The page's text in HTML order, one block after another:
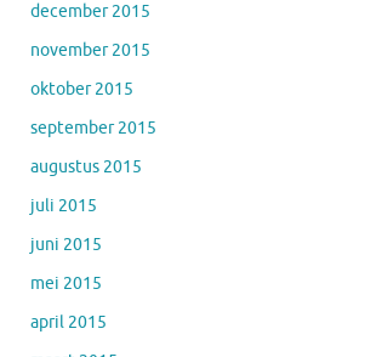
december 2015
november 2015
oktober 2015
september 2015
augustus 2015
juli 2015
juni 2015
mei 2015
april 2015